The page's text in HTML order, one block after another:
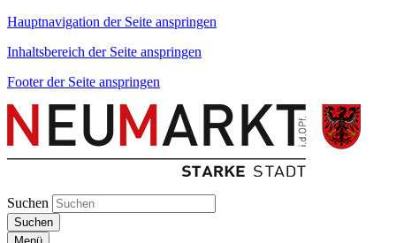
Hauptnavigation der Seite anspringen
Inhaltsbereich der Seite anspringen
Footer der Seite anspringen
Suchen
Suchen